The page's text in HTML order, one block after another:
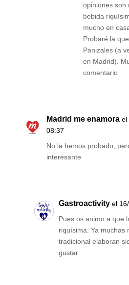
opiniones son
bebida
mucho en
Probaré la
Panizales (a
en Madrid).
comentario
Madrid me enamora el
08:37
No la hemos probado,
interesante
Gastroactivity el
Pues os animo a que
riquísima. Ya muchas
tradicional elaboran
gustar